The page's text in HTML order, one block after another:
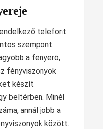
telefont
szempont.
a fényerő,
fényviszonyok
készít
beltérben. Minél
annál jobb a
között.